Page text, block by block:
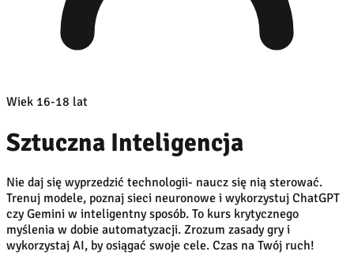
Wiek 16-18 lat
Sztuczna Inteligencja
Nie daj się wyprzedzić technologii- naucz się nią sterować.
Trenuj modele, poznaj sieci neuronowe i wykorzystuj ChatGPT
czy Gemini w inteligentny sposób. To kurs krytycznego
myślenia w dobie automatyzacji. Zrozum zasady gry i
wykorzystaj AI, by osiągać swoje cele. Czas na Twój ruch!